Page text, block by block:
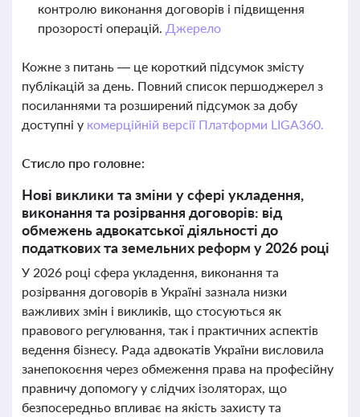
контролю виконання договорів і підвищення
прозорості операцій. Джерело
Кожне з питань — це короткий підсумок змісту
публікацій за день. Повний список першоджерел з
посиланнями та розширений підсумок за добу
доступні у комерційній версії Платформи LIGA360.
Стисло про головне:
Нові виклики та зміни у сфері укладення,
виконання та розірвання договорів: від
обмежень адвокатської діяльності до
податкових та земельних реформ у 2026 році
У 2026 році сфера укладення, виконання та
розірвання договорів в Україні зазнала низки
важливих змін і викликів, що стосуються як
правового регулювання, так і практичних аспектів
ведення бізнесу. Рада адвокатів України висловила
занепокоєння через обмеження права на професійну
правничу допомогу у слідчих ізоляторах, що
безпосередньо впливає на якість захисту та